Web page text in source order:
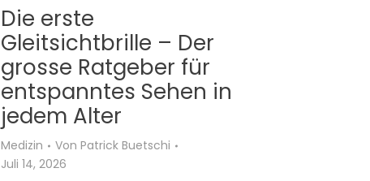
Die erste
Gleitsichtbrille – Der
grosse Ratgeber für
entspanntes Sehen in
jedem Alter
Medizin Von Patrick Buetschi
Juli 14, 2026